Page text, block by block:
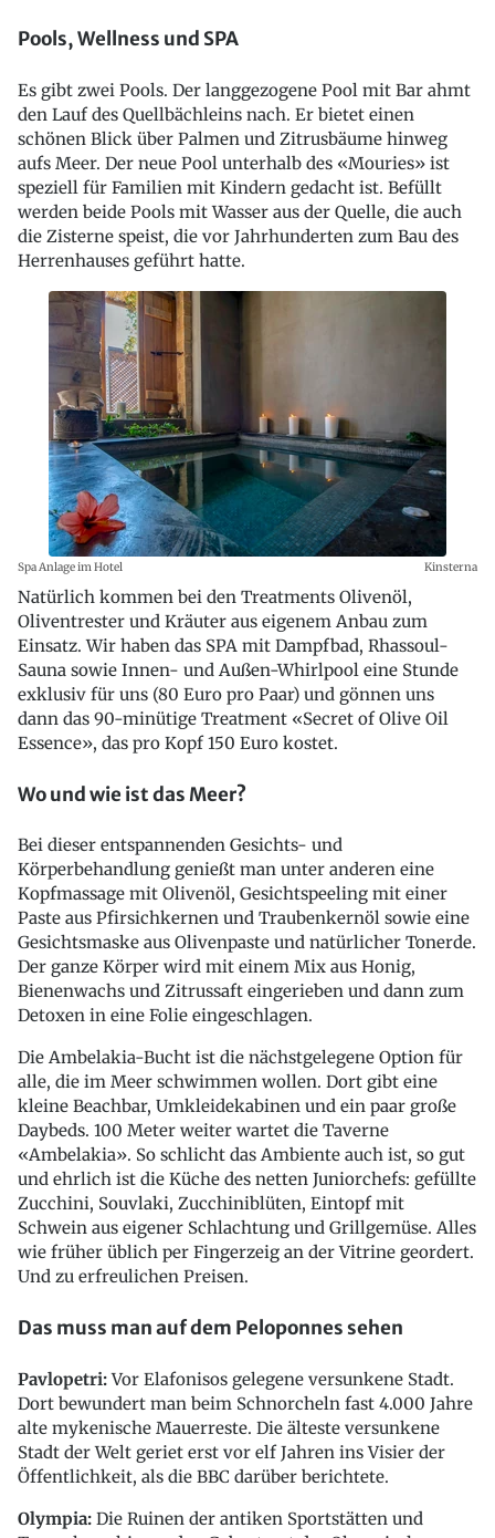
Pools, Wellness und SPA
Es gibt zwei Pools. Der langgezogene Pool mit Bar ahmt
den Lauf des Quellbächleins nach. Er bietet einen
schönen Blick über Palmen und Zitrusbäume hinweg
aufs Meer. Der neue Pool unterhalb des «Mouries» ist
speziell für Familien mit Kindern gedacht ist. Befüllt
werden beide Pools mit Wasser aus der Quelle, die auch
die Zisterne speist, die vor Jahrhunderten zum Bau des
Herrenhauses geführt hatte.
Spa Anlage im Hotel Kinsterna
Natürlich kommen bei den Treatments Olivenöl,
Oliventrester und Kräuter aus eigenem Anbau zum
Einsatz. Wir haben das SPA mit Dampfbad, Rhassoul-
Sauna sowie Innen- und Außen-Whirlpool eine Stunde
exklusiv für uns (80 Euro pro Paar) und gönnen uns
dann das 90-minütige Treatment «Secret of Olive Oil
Essence», das pro Kopf 150 Euro kostet.
Wo und wie ist das Meer?
Bei dieser entspannenden Gesichts- und
Körperbehandlung genießt man unter anderen eine
Kopfmassage mit Olivenöl, Gesichtspeeling mit einer
Paste aus Pfirsichkernen und Traubenkernöl sowie eine
Gesichtsmaske aus Olivenpaste und natürlicher Tonerde.
Der ganze Körper wird mit einem Mix aus Honig,
Bienenwachs und Zitrussaft eingerieben und dann zum
Detoxen in eine Folie eingeschlagen.
Die Ambelakia-Bucht ist die nächstgelegene Option für
alle, die im Meer schwimmen wollen. Dort gibt eine
kleine Beachbar, Umkleidekabinen und ein paar große
Daybeds. 100 Meter weiter wartet die Taverne
«Ambelakia». So schlicht das Ambiente auch ist, so gut
und ehrlich ist die Küche des netten Juniorchefs: gefüllte
Zucchini, Souvlaki, Zucchiniblüten, Eintopf mit
Schwein aus eigener Schlachtung und Grillgemüse. Alles
wie früher üblich per Fingerzeig an der Vitrine geordert.
Und zu erfreulichen Preisen.
Das muss man auf dem Peloponnes sehen
Pavlopetri:Vor Elafonisos gelegene versunkene Stadt.
Dort bewundert man beim Schnorcheln fast 4.000 Jahre
alte mykenische Mauerreste. Die älteste versunkene
Stadt der Welt geriet erst vor elf Jahren ins Visier der
Öffentlichkeit, als die BBC darüber berichtete.
Olympia: Die Ruinen der antiken Sportstätten und